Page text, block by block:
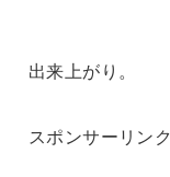
出来上がり。
スポンサーリンク